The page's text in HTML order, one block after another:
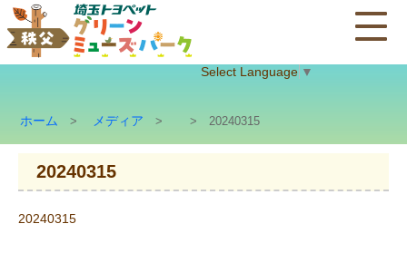
Select Language ▼
ホーム > メディア > > 20240315
20240315
20240315